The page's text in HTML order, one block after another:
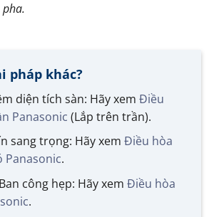
pháp khác?
diện tích sàn: Hãy xem Điều
Panasonic (Lắp trên trần).
sang trọng: Hãy xem Điều hòa
Panasonic.
công hẹp: Hãy xem Điều hòa
.